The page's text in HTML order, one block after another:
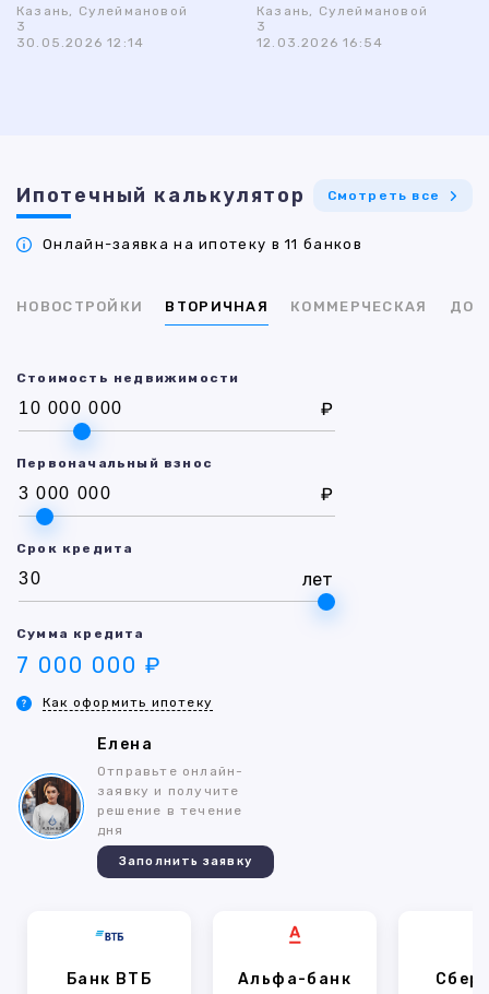
Казань, Сулеймановой
3
30.05.2026 12:14
Казань, Сулеймановой
3
12.03.2026 16:54
Ипотечный калькулятор Смотреть все
Онлайн-заявка на ипотеку в 11 банков
НОВОСТРОЙКИ ВТОРИЧНАЯ КОММЕРЧЕСКАЯ ДОМ
Стоимость недвижимости
₽
Первоначальный взнос
₽
Срок кредита
лет
Сумма кредита
7 000 000 ₽
Как оформить ипотеку
Елена
Отправьте онлайн-
заявку и получите
решение в течение
дня
Заполнить заявку
Банк ВТБ Альфа-банк